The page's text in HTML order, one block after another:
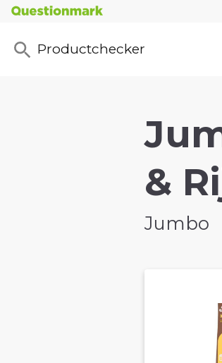
Productchecker
&
Jumbo